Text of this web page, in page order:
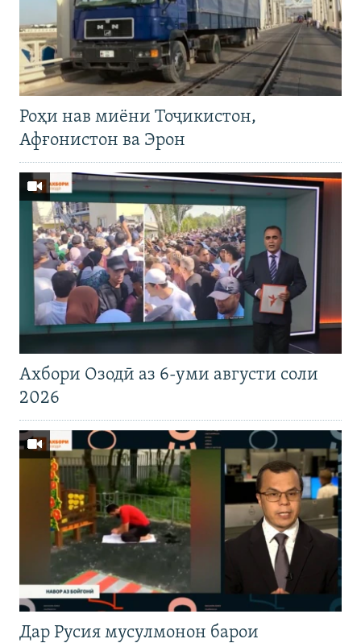
Роҳи нав миёни Тоҷикистон,
Афғонистон ва Эрон
Ахбори Озодӣ аз 6-уми августи соли
2026
Дар Русия мусулмонон барои